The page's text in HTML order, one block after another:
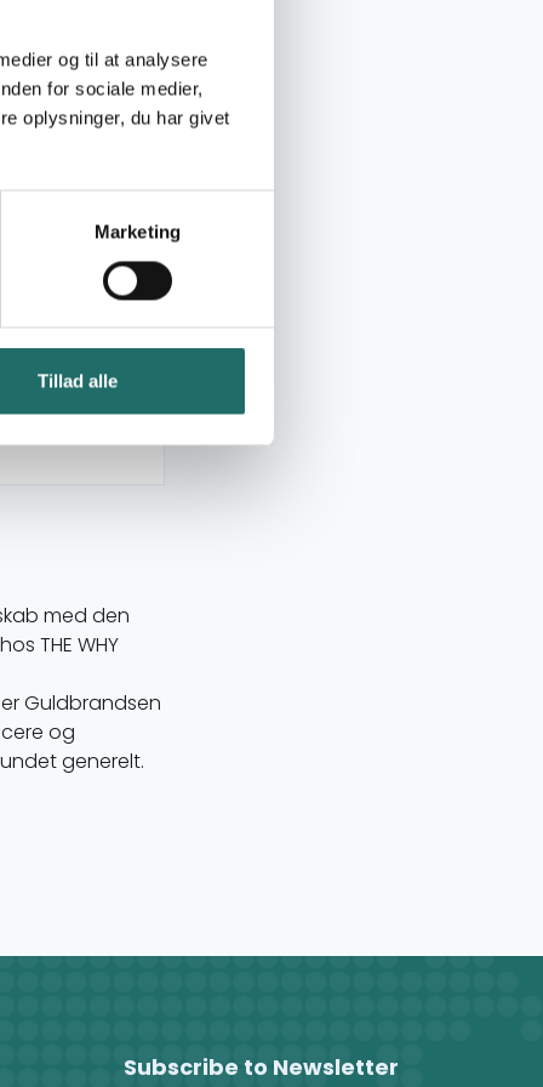
og til at analysere
for sociale medier,
oplysninger, du har givet
Marketing
Tillad alle
med den
THE WHY
Guldbrandsen
og
generelt.
Subscribe to Newsletter